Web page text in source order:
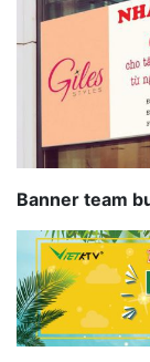
Banner team